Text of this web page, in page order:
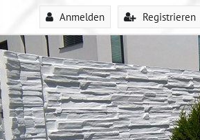
Anmelden Registrieren